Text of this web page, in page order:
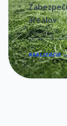
areálov.
REALIZÁCIE